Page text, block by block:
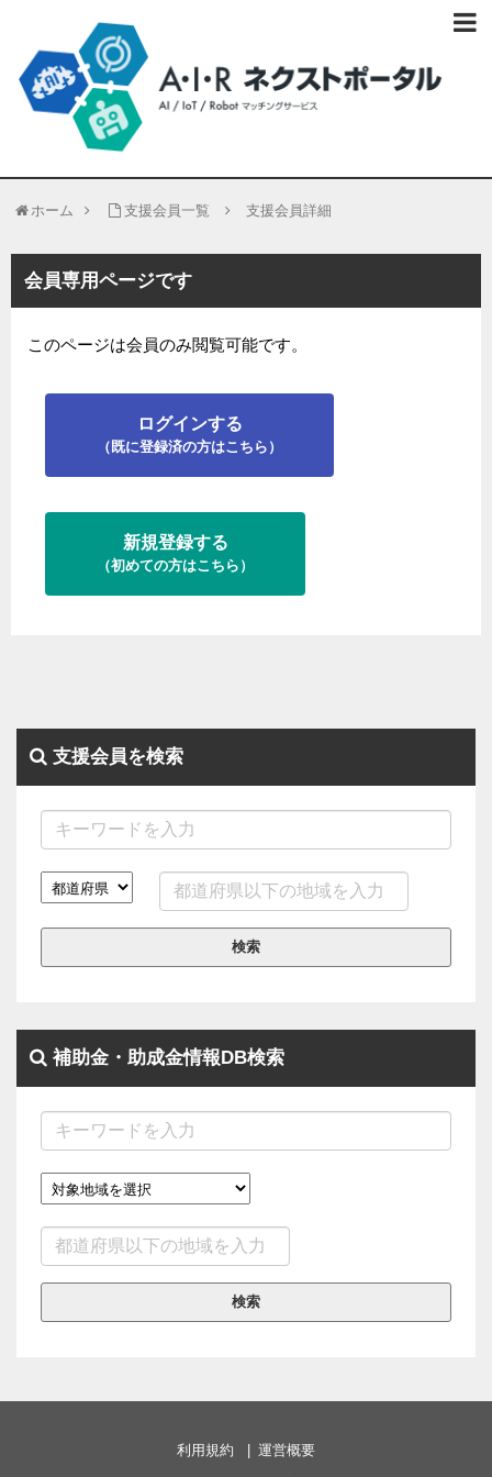
ホーム 支援会員一覧 支援会員詳細
会員専用ページです
このページは会員のみ閲覧可能です。
ログインする
（既に登録済の方はこちら）
新規登録する
（初めての方はこちら）
支援会員を検索
検索
補助金・助成金情報DB検索
検索
利用規約
運営概要